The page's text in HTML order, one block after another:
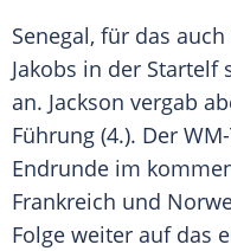
Senegal, für das
Jakobs in der
an. Jackson vergab
Führung (4.). Der
Endrunde im
Frankreich und
Folge weiter auf das